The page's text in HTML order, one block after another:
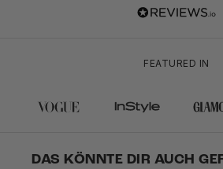
FEATURED IN
DAS KÖNNTE DIR AUCH